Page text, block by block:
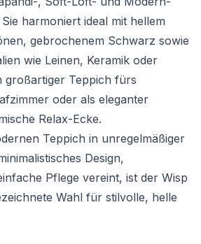
harmoniert ideal mit hellem
gebrochenem Schwarz sowie
wie Leinen, Keramik oder
großartiger Teppich fürs
oder als eleganter
Relax-Ecke.
Teppich in unregelmäßiger
Design,
Pflege vereint, ist der Wisp
Wahl für stilvolle, helle